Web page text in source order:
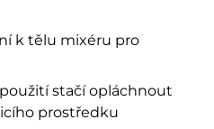
k tělu mixéru pro
stačí opláchnout
prostředku